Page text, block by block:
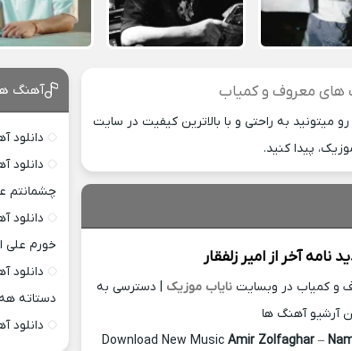
های معروف و کمیاب
به راحتی و با بالاترین کیفیت در سایت
پیدا کنید.
نامه آخر ازامیر زلفقار
و کمیاب در وبسایتنایاب موزیک | دسترسی به
آرشیو آهنگ ها
Download New MusicAmir Zolfaghar –
آهنگ
دانلود
دانلود
چشمانتم
دانلود
خورم علی
دانلود
دستاته